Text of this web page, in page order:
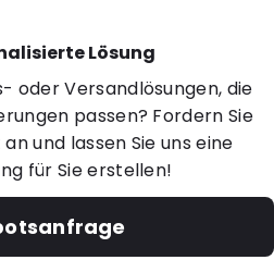
Lösung
oder Versandlösungen, die
passen? Fordern Sie
und lassen Sie uns eine
für Sie erstellen!